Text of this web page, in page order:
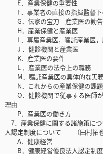
E．産業保健の重要性
F．事業者の直接の指揮監督下
G．伝家の宝刀 産業医の勧
H．産業保健と産業医
I ．専属産業医，嘱託産業医，
J ．健診機関と産業医
K．産業医の要件
L ．産業医の法令上の職務
M．嘱託産業医の具体的な実
N．これからの産業保健の課題
O．健診機関で従事する医師が
理由
P．産業医の働き方
7．産業保健に関する諸施策に
人認定制度について （田村拓
A．健康経営
B．健康経営優良法人認定制度